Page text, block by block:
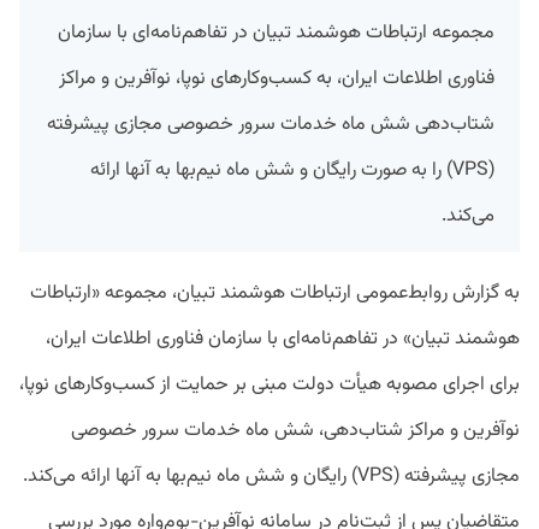
مجموعه ارتباطات هوشمند تبیان در تفاهم‌نامه‌ای با سازمان‌
فناوری اطلاعات ایران، به کسب‌وکارهای نوپا، نوآفرین و مراکز
شتاب‌دهی شش ماه خدمات سرور خصوصی مجازی پیشرفته
(VPS) را به صورت رایگان و شش ماه نیم‌بها به آنها ارائه
می‌کند.
به گزارش روابط‌عمومی ارتباطات هوشمند تبیان، مجموعه «ارتباطات
هوشمند تبیان» در تفاهم‌نامه‌ای با سازمان فناوری اطلاعات ایران،
برای اجرای مصوبه هیأت دولت مبنی بر حمایت از کسب‌وکارهای نوپا،
نوآفرین و مراکز شتاب‌دهی، شش ماه خدمات سرور خصوصی
مجازی پیشرفته (VPS) رایگان و شش ماه نیم‌بها به آنها ارائه می‌کند.
متقاضیان پس از ثبت‌نام در سامانه نوآفرین-بوم‌واره مورد بررسی